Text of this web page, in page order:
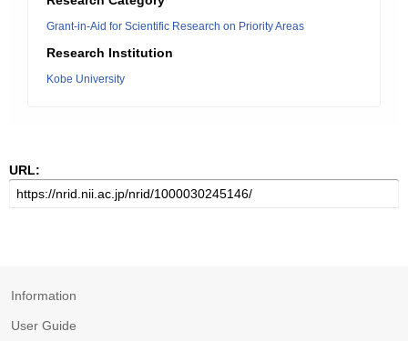
Grant-in-Aid for Scientific Research on Priority Areas
Research Institution
Kobe University
URL:
Information
User Guide